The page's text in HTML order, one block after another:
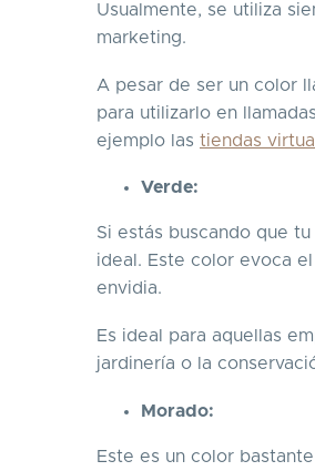
Usualmente, se utiliza
marketing.
A pesar de ser un color
para utilizarlo en
ejemplo las tiendas
Verde:
Si estás buscando que
ideal. Este color evoca
envidia.
Es ideal para aquellas
jardinería o la
Morado:
Este es un color